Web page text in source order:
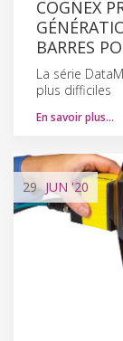
COGNEX
BARRES
La série
plus difficiles
En savoir plus…
29 JUN '20